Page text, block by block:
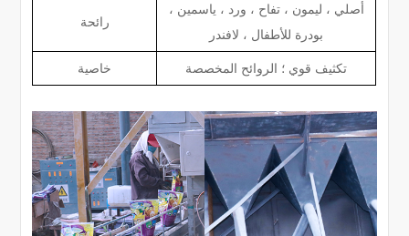
رائحة
أصلي ، ليمون ، تفاح ، ورد ، ياسمين ،
بودرة للأطفال ، لافندر
خاصية تكثيف قوي ؛ الروائح المخصصة